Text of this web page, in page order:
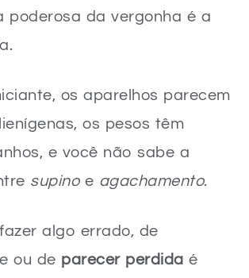
poderosa da vergonha é a
os aparelhos parecem
os pesos têm
e você não sabe a
supinoe agachamento.
algo errado, de
ou de parecer perdida é